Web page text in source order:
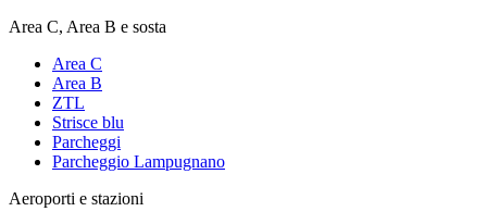
Area C, Area B e sosta
Area C
Area B
ZTL
Strisce blu
Parcheggi
Parcheggio Lampugnano
Aeroporti e stazioni